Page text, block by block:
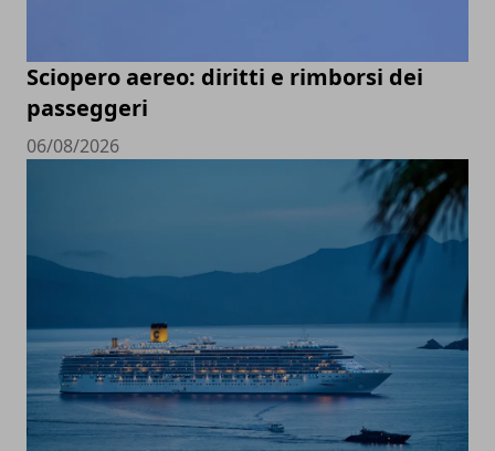
Sciopero aereo: diritti e rimborsi dei
passeggeri
06/08/2026